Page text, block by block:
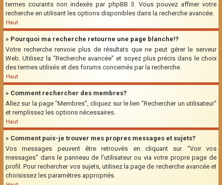
termes courants non indexés par phpBB 3. Vous pouvez affiner votre
recherche en utilisant les options disponibles dans la recherche avancée.
Haut
» Pourquoi ma recherche retourne une page blanche!?
Votre recherche renvoie plus de résultats que ne peut gérer le serveur
Web. Utilisez la “Recherche avancée” et soyez plus précis dans le choix
des termes utilisés et des forums concernés par la recherche.
Haut
» Comment rechercher des membres?
Allez sur la page “Membres”, cliquez sur le lien “Rechercher un utilisateur”
et remplissez les options nécessaires.
Haut
» Comment puis-je trouver mes propres messages et sujets?
Vos messages peuvent être retrouvés en cliquant sur “Voir vos
messages” dans le panneau de l’utilisateur ou via votre propre page de
profil. Pour rechercher vos sujets, utilisez la page de recherche avancée et
choisissez les paramètres appropriés.